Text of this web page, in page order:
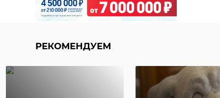
РЕКОМЕНДУЕМ